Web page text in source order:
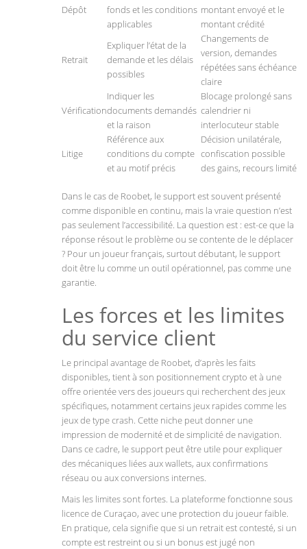
Dépôt
fonds et les conditions
applicables
montant envoyé et le
montant crédité
Retrait
Expliquer l’état de la
demande et les délais
possibles
Changements de
version, demandes
répétées sans échéance
claire
Vérification
Indiquer les
documents demandés
et la raison
Blocage prolongé sans
calendrier ni
interlocuteur stable
Litige
Référence aux
conditions du compte
et au motif précis
Décision unilatérale,
confiscation possible
des gains, recours limité
Dans le cas de Roobet, le support est souvent présenté
comme disponible en continu, mais la vraie question n’est
pas seulement l’accessibilité. La question est : est-ce que la
réponse résout le problème ou se contente de le déplacer
? Pour un joueur français, surtout débutant, le support
doit être lu comme un outil opérationnel, pas comme une
garantie.
Les forces et les limites
du service client
Le principal avantage de Roobet, d’après les faits
disponibles, tient à son positionnement crypto et à une
offre orientée vers des joueurs qui recherchent des jeux
spécifiques, notamment certains jeux rapides comme les
jeux de type crash. Cette niche peut donner une
impression de modernité et de simplicité de navigation.
Dans ce cadre, le support peut être utile pour expliquer
des mécaniques liées aux wallets, aux confirmations
réseau ou aux conversions internes.
Mais les limites sont fortes. La plateforme fonctionne sous
licence de Curaçao, avec une protection du joueur faible.
En pratique, cela signifie que si un retrait est contesté, si un
compte est restreint ou si un bonus est jugé non